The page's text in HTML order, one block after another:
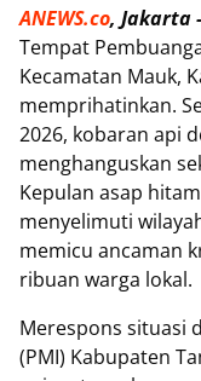
ANEWS.co, Jakarta -
Tempat
Kecamatan Mauk,
memprihatinkan.
2026, kobaran api
menghanguskan
Kepulan asap
menyelimuti
memicu ancaman
ribuan warga lokal.
Merespons situasi
(PMI) Kabupaten